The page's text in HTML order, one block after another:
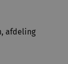
afdeling